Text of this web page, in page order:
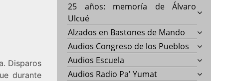
Disparos
durante
25 años: memoría de Álvaro
Ulcué
Alzados en Bastones de Mando
Audios Congreso de los Pueblos
Audios Escuela
Audios Radio Pa' Yumat